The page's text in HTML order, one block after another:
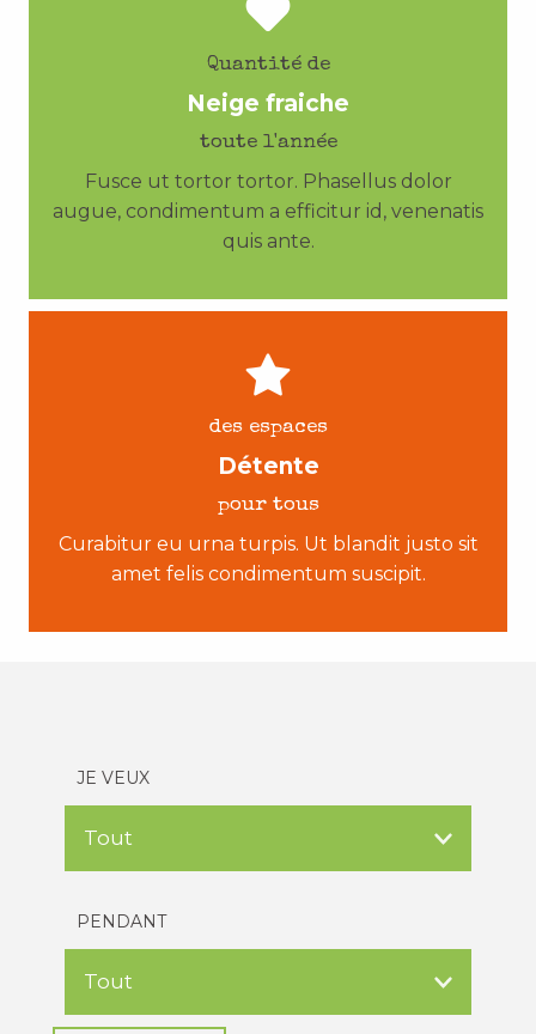
Quantité de
Neige fraiche
toute l'année
Fusce ut tortor tortor. Phasellus dolor
augue, condimentum a efficitur id, venenatis
quis ante.
des espaces
Détente
pour tous
Curabitur eu urna turpis. Ut blandit justo sit
amet felis condimentum suscipit.
JE VEUX
PENDANT